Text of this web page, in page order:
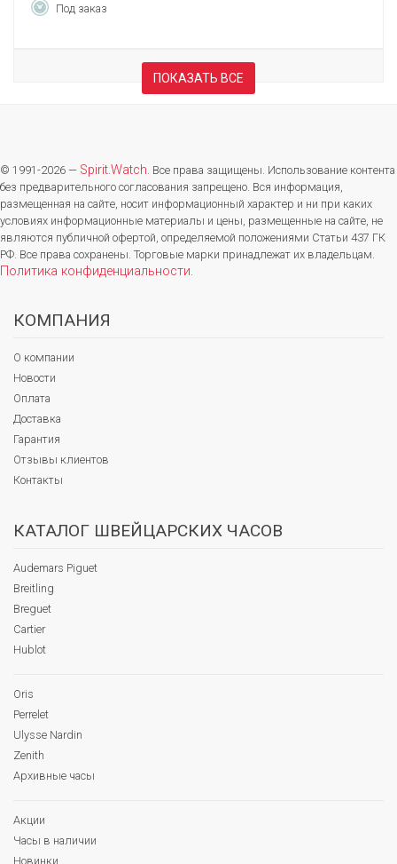
Под заказ
ПОКАЗАТЬ ВСЕ
© 1991-2026 — Spirit.Watch. Все права защищены. Использование контента
без предварительного согласования запрещено. Вся информация,
размещенная на сайте, носит информационный характер и ни при каких
условиях информационные материалы и цены, размещенные на сайте, не
являются публичной офертой, определяемой положениями Статьи 437 ГК
РФ. Все права сохранены. Торговые марки принадлежат их владельцам.
Политика конфиденциальности.
КОМПАНИЯ
О компании
Новости
Оплата
Доставка
Гарантия
Отзывы клиентов
Контакты
КАТАЛОГ ШВЕЙЦАРСКИХ ЧАСОВ
Audemars Piguet
Breitling
Breguet
Cartier
Hublot
Oris
Perrelet
Ulysse Nardin
Zenith
Архивные часы
Акции
Часы в наличии
Новинки